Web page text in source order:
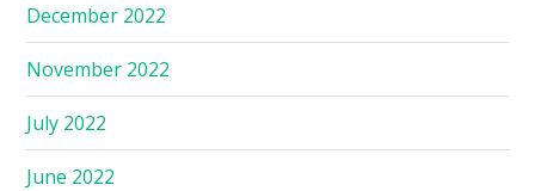
December 2022
November 2022
July 2022
June 2022